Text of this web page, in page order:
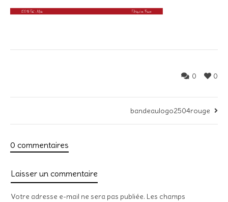
0
0
bandeaulogo2504rouge
0 commentaires
Laisser un commentaire
Votre adresse e-mail ne sera pas publiée. Les champs